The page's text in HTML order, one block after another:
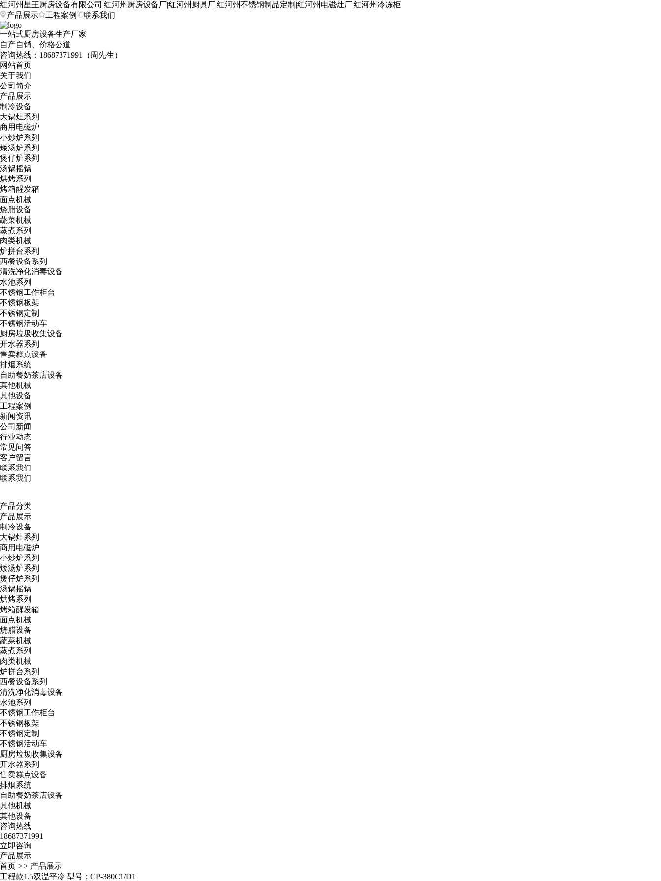
红河州星王厨房设备有限公司|红河州厨房设备厂|红河州厨具厂|红河州不锈钢制品定制|红河州电磁灶厂|红河州冷冻柜
产品展示
工程案例 联系我们
一站式厨房设备生产厂家
自产自销、价格公道
咨询热线： 18687371991（周先生）
网站首页
关于我们
公司简介
产品展示
制冷设备
大锅灶系列
商用电磁炉
小炒炉系列
矮汤炉系列
煲仔炉系列
汤锅摇锅
烘烤系列
烤箱醒发箱
面点机械
烧腊设备
蔬菜机械
蒸煮系列
肉类机械
炉拼台系列
西餐设备系列
清洗净化消毒设备
水池系列
不锈钢工作柜台
不锈钢板架
不锈钢定制
不锈钢活动车
厨房垃圾收集设备
开水器系列
售卖糕点设备
排烟系统
自助餐奶茶店设备
其他机械
其他设备
工程案例
新闻资讯
公司新闻
行业动态
常见问答
客户留言
联系我们
联系我们
产品分类
产品展示
制冷设备
大锅灶系列
商用电磁炉
小炒炉系列
矮汤炉系列
煲仔炉系列
汤锅摇锅
烘烤系列
烤箱醒发箱
面点机械
烧腊设备
蔬菜机械
蒸煮系列
肉类机械
炉拼台系列
西餐设备系列
清洗净化消毒设备
水池系列
不锈钢工作柜台
不锈钢板架
不锈钢定制
不锈钢活动车
厨房垃圾收集设备
开水器系列
售卖糕点设备
排烟系统
自助餐奶茶店设备
其他机械
其他设备
咨询热线
18687371991
立即咨询
产品展示
首页 >> 产品展示
工程款1.5双温平冷 型号：CP-380C1/D1